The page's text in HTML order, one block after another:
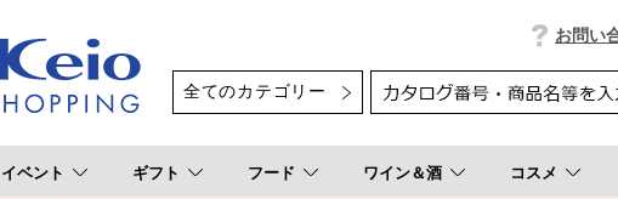
お問い
イベント ギフト フード ワイン＆酒 コスメ